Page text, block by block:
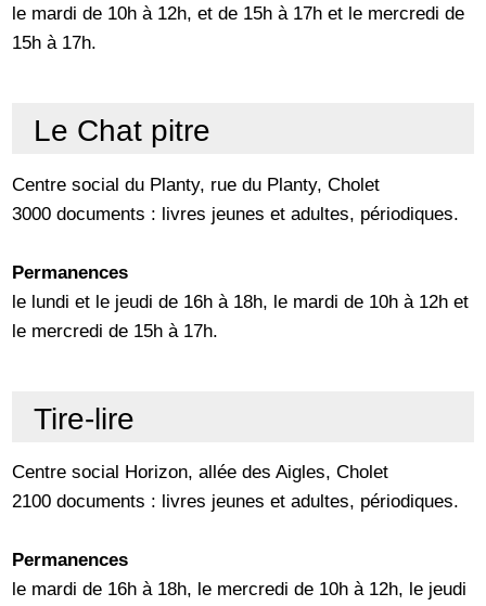
le mardi de 10h à 12h, et de 15h à 17h et le mercredi de
15h à 17h.
Le Chat pitre
Centre social du Planty, rue du Planty, Cholet
3000 documents : livres jeunes et adultes, périodiques.
Permanences
le lundi et le jeudi de 16h à 18h, le mardi de 10h à 12h et
le mercredi de 15h à 17h.
Tire-lire
Centre social Horizon, allée des Aigles, Cholet
2100 documents : livres jeunes et adultes, périodiques.
Permanences
le mardi de 16h à 18h, le mercredi de 10h à 12h, le jeudi